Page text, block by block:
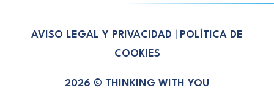
AVISO LEGAL Y PRIVACIDAD
POLÍTICA DE
COOKIES
2026 © THINKING WITH YOU